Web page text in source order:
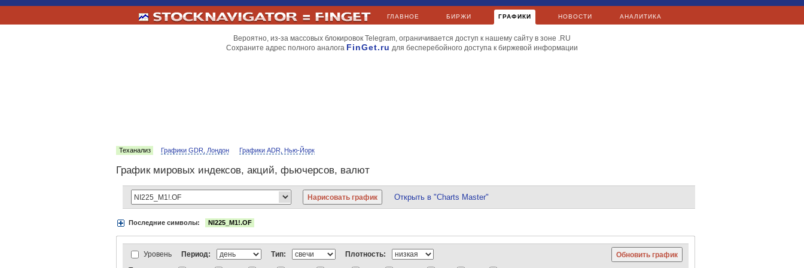
ГЛАВНОЕ БИРЖИ ГРАФИКИ НОВОСТИ АНАЛИТИКА
Вероятно, из-за массовых блокировок Telegram, ограничивается доступ к нашему сайту в зоне .RU
Сохраните адрес полного аналога FinGet.ru для бесперебойного доступа к биржевой информации
Теханализ Графики GDR, Лондон Графики ADR, Нью-Йорк
График мировых индексов, акций, фьючерсов, валют
Открыть в "Charts Master"
Последние символы:
NI225_M1!.OF
АДР Нью-Йорк:
Вымпелком Газпром Газпромнефть Киви ЛУКойл Мечел МТС НорНикель РусГидро Сбербанк Сургутнефтегаз
Яндекс
АДР Лондон:
ВТБ Газпром ЛУКойл Новатэк МегаФон НорНикель Роснефть Ростелеком
Mail.Ru
Nikkei 225
Уровень Период: Тип:
Плотность: